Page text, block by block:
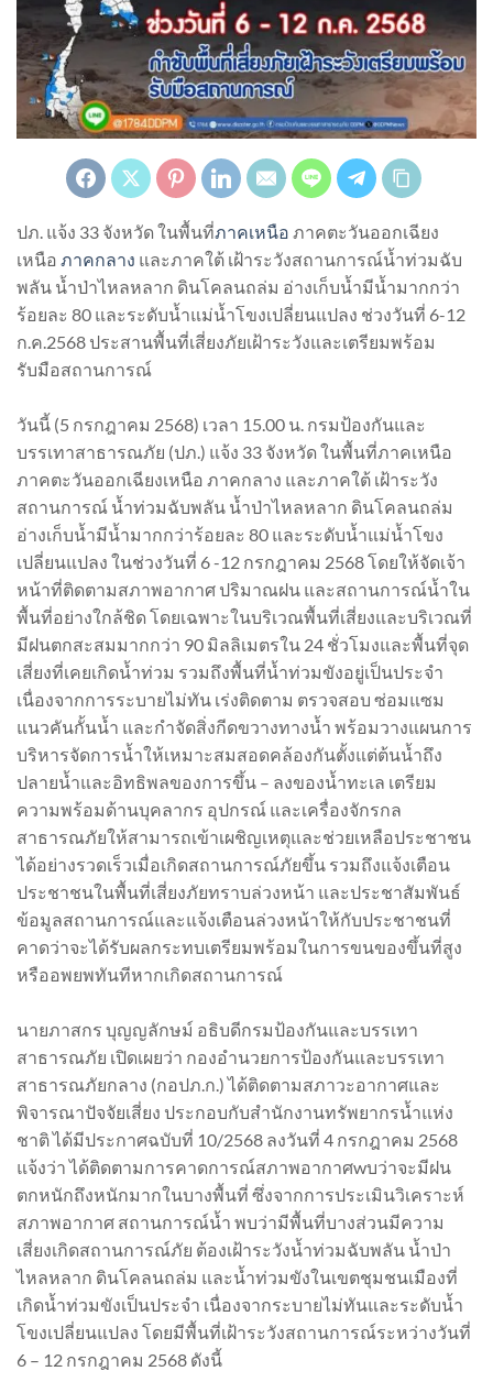
ปภ. แจ้ง 33 จังหวัด ในพื้นที่ภาคเหนือ ภาคตะวันออกเฉียง
เหนือ ภาคกลาง และภาคใต้ เฝ้าระวังสถานการณ์น้ำท่วมฉับ
พลัน น้ำป่าไหลหลาก ดินโคลนถล่ม อ่างเก็บน้ำมีน้ำมากกว่า
ร้อยละ 80 และระดับน้ำแม่น้ำโขงเปลี่ยนแปลง ช่วงวันที่ 6-12
ก.ค.2568 ประสานพื้นที่เสี่ยงภัยเฝ้าระวังและเตรียมพร้อม
รับมือสถานการณ์
วันนี้ (5 กรกฎาคม 2568) เวลา 15.00 น. กรมป้องกันและ
บรรเทาสาธารณภัย (ปภ.) แจ้ง 33 จังหวัด ในพื้นที่ภาคเหนือ
ภาคตะวันออกเฉียงเหนือ ภาคกลาง และภาคใต้ เฝ้าระวัง
สถานการณ์ น้ำท่วมฉับพลัน น้ำป่าไหลหลาก ดินโคลนถล่ม
อ่างเก็บน้ำมีน้ำมากกว่าร้อยละ 80 และระดับน้ำแม่น้ำโขง
เปลี่ยนแปลง ในช่วงวันที่ 6 -12 กรกฎาคม 2568 โดยให้จัดเจ้า
หน้าที่ติดตามสภาพอากาศ ปริมาณฝน และสถานการณ์น้ำใน
พื้นที่อย่างใกล้ชิด โดยเฉพาะในบริเวณพื้นที่เสี่ยงและบริเวณที่
มีฝนตกสะสมมากกว่า 90 มิลลิเมตรใน 24 ชั่วโมงและพื้นที่จุด
เสี่ยงที่เคยเกิดน้ำท่วม รวมถึงพื้นที่น้ำท่วมขังอยู่เป็นประจำ
เนื่องจากการระบายไม่ทัน เร่งติดตาม ตรวจสอบ ซ่อมแซม
แนวคันกั้นน้ำ และกำจัดสิ่งกีดขวางทางน้ำ พร้อมวางแผนการ
บริหารจัดการน้ำให้เหมาะสมสอดคล้องกันตั้งแต่ต้นน้ำถึง
ปลายน้ำและอิทธิพลของการขึ้น – ลงของน้ำทะเล เตรียม
ความพร้อมด้านบุคลากร อุปกรณ์ และเครื่องจักรกล
สาธารณภัยให้สามารถเข้าเผชิญเหตุและช่วยเหลือประชาชน
ได้อย่างรวดเร็วเมื่อเกิดสถานการณ์ภัยขึ้น รวมถึงแจ้งเตือน
ประชาชนในพื้นที่เสี่ยงภัยทราบล่วงหน้า และประชาสัมพันธ์
ข้อมูลสถานการณ์และแจ้งเตือนล่วงหน้าให้กับประชาชนที่
คาดว่าจะได้รับผลกระทบเตรียมพร้อมในการขนของขึ้นที่สูง
หรืออพยพทันทีหากเกิดสถานการณ์
นายภาสกร บุญญลักษม์ อธิบดีกรมป้องกันและบรรเทา
สาธารณภัย เปิดเผยว่า กองอำนวยการป้องกันและบรรเทา
สาธารณภัยกลาง (กอปภ.ก.) ได้ติดตามสภาวะอากาศและ
พิจารณาปัจจัยเสี่ยง ประกอบกับสำนักงานทรัพยากรน้ำแห่ง
ชาติ ได้มีประกาศฉบับที่ 10/2568 ลงวันที่ 4 กรกฎาคม 2568
แจ้งว่า ได้ติดตามการคาดการณ์สภาพอากาศwบว่าจะมีฝน
ตกหนักถึงหนักมากในบางพื้นที่ ซึ่งจากการประเมินวิเคราะห์
สภาพอากาศ สถานการณ์น้ำ พบว่ามีพื้นที่บางส่วนมีความ
เสี่ยงเกิดสถานการณ์ภัย ต้องเฝ้าระวังน้ำท่วมฉับพลัน น้ำป่า
ไหลหลาก ดินโคลนถล่ม และน้ำท่วมขังในเขตชุมชนเมืองที่
เกิดน้ำท่วมขังเป็นประจำ เนื่องจากระบายไม่ทันและระดับน้ำ
โขงเปลี่ยนแปลง โดยมีพื้นที่เฝ้าระวังสถานการณ์ระหว่างวันที่
6 – 12 กรกฎาคม 2568 ดังนี้